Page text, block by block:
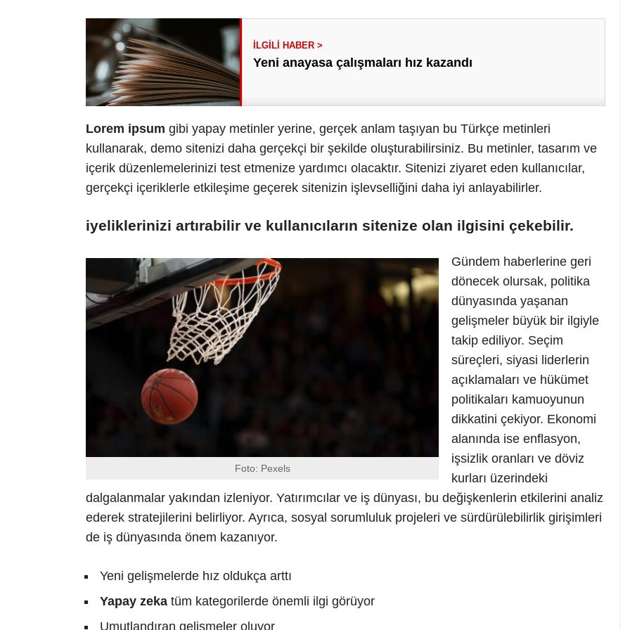
Yeni anayasa çalışmaları hız kazandı
Lorem ipsum gibi yapay metinler yerine, gerçek anlam taşıyan bu Türkçe metinleri
kullanarak, demo sitenizi daha gerçekçi bir şekilde oluşturabilirsiniz. Bu metinler, tasarım ve
içerik düzenlemelerinizi test etmenize yardımcı olacaktır. Sitenizi ziyaret eden kullanıcılar,
gerçekçi içeriklerle etkileşime geçerek sitenizin işlevselliğini daha iyi anlayabilirler.
iyeliklerinizi artırabilir ve kullanıcıların sitenize olan ilgisini çekebilir.
Foto: Pexels
Gündem haberlerine geri
dönecek olursak, politika
dünyasında yaşanan
gelişmeler büyük bir ilgiyle
takip ediliyor. Seçim
süreçleri, siyasi liderlerin
açıklamaları ve hükümet
politikaları kamuoyunun
dikkatini çekiyor. Ekonomi
alanında ise enflasyon,
işsizlik oranları ve döviz
kurları üzerindeki
dalgalanmalar yakından izleniyor. Yatırımcılar ve iş dünyası, bu değişkenlerin etkilerini analiz
ederek stratejilerini belirliyor. Ayrıca, sosyal sorumluluk projeleri ve sürdürülebilirlik girişimleri
de iş dünyasında önem kazanıyor.
Yeni gelişmelerde hız oldukça arttı
Yapay zeka tüm kategorilerde önemli ilgi görüyor
Umutlandıran gelişmeler oluyor